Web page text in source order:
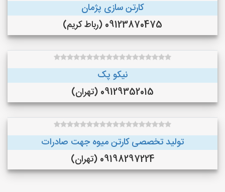
کارتن سازی پژمان
09123870475 (رباط کریم)
نیکو پک
09129352015 (تهران)
تولید تخصصی کارتن میوه جهت صادرات
09198297224 (تهران)